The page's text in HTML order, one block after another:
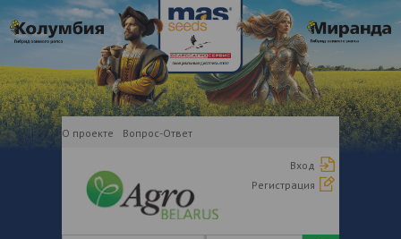
О проекте Вопрос-Ответ
Вход
Регистрация